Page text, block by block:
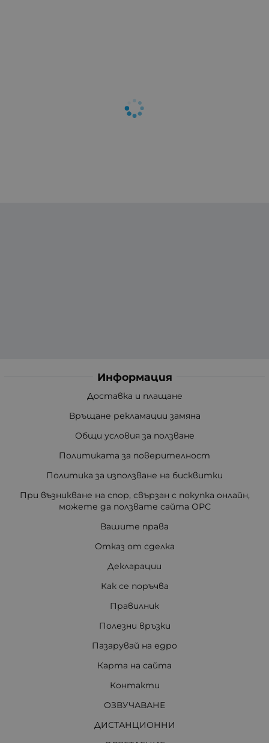
Информация
Доставка и плащане
Връщане рекламации замяна
Общи условия за ползване
Политиката за поверителност
Политика за използване на бисквитки
При възникване на спор, свързан с покупка онлайн,
можете да ползвате сайта ОРС
Вашите права
Отказ от сделка
Декларации
Как се поръчва
Правилник
Полезни връзки
Пазарувай на едро
Карта на сайта
Контакти
ОЗВУЧАВАНЕ
ДИСТАНЦИОННИ